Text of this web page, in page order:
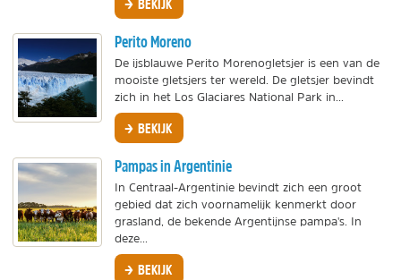
BEKIJK
Perito Moreno
De ijsblauwe Perito Morenogletsjer is een van de
mooiste gletsjers ter wereld. De gletsjer bevindt
zich in het Los Glaciares National Park in...
BEKIJK
Pampas in Argentinie
In Centraal-Argentinie bevindt zich een groot
gebied dat zich voornamelijk kenmerkt door
grasland, de bekende Argentijnse pampa's. In
deze...
BEKIJK